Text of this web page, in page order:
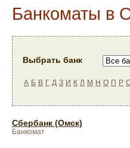
Банкоматы в
Выбрать банк
А Б В Г Д З И К Л М Н О П Р
Сбербанк (Омск)
Банкомат